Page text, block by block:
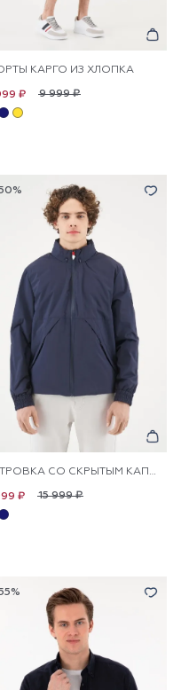
КАРГО ИЗ ХЛОПКА
9 999 ₽
₽
ВЕТРОВКА СО СКРЫТЫМ КАПЮШОНОМ
15 999 ₽
₽